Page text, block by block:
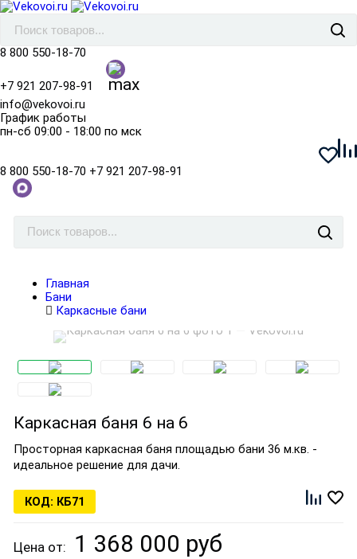
8 800 550-18-70
+7 921 207-98-91
info@vekovoi.ru
График работы
пн-сб 09:00 - 18:00 по мск
8 800 550-18-70 +7 921 207-98-91
Главная
Бани
Каркасные бани
Каркасная баня 6 на 6
Просторная каркасная баня площадью бани 36 м.кв. -
идеальное решение для дачи.
КБ71
Цена от: 1 368 000 руб